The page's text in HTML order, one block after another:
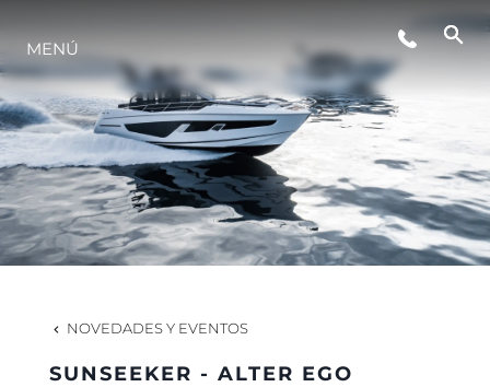
EVENTOS
ESTILO DE VIDA
INNOVACIÓN
MENÚ
NOVEDADES Y EVENTOS
SUNSEEKER - ALTER EGO